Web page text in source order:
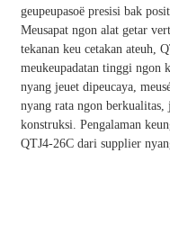
geupeupasoë presisi bak
Meusapat ngon alat getar
tekanan keu cetakan ateuh,
meukeupadatan tinggi ngon
nyang jeuet dipeucaya,
nyang rata ngon
konstruksi. Pengalaman
QTJ4-26C dari supplier